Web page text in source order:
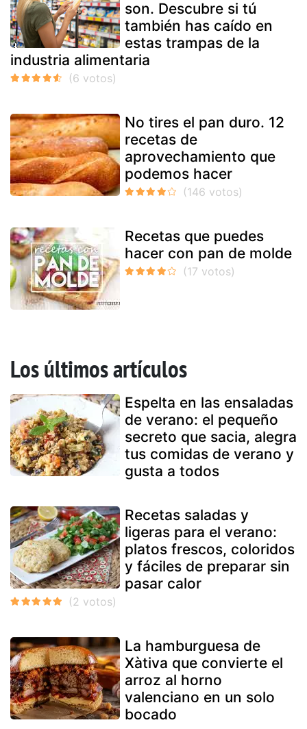
son. Descubre si tú
también has caído en
estas trampas de la
industria alimentaria
No tires el pan duro. 12
recetas de
aprovechamiento que
podemos hacer
Recetas que puedes
hacer con pan de molde
Los últimos artículos
Espelta en las ensaladas
de verano: el pequeño
secreto que sacia, alegra
tus comidas de verano y
gusta a todos
Recetas saladas y
ligeras para el verano:
platos frescos, coloridos
y fáciles de preparar sin
pasar calor
La hamburguesa de
Xàtiva que convierte el
arroz al horno
valenciano en un solo
bocado